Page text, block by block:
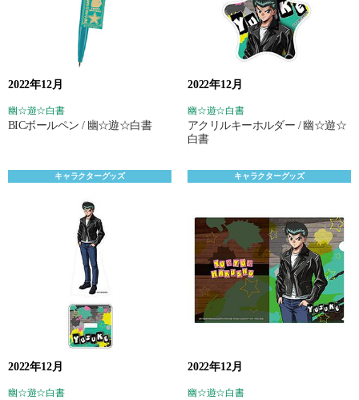
2022年12月
幽☆遊☆白書
BICボールペン / 幽☆遊☆白書
2022年12月
幽☆遊☆白書
アクリルキーホルダー / 幽☆遊☆
白書
キャラクターグッズ
2022年12月
幽☆遊☆白書
キャラクターグッズ
2022年12月
幽☆遊☆白書